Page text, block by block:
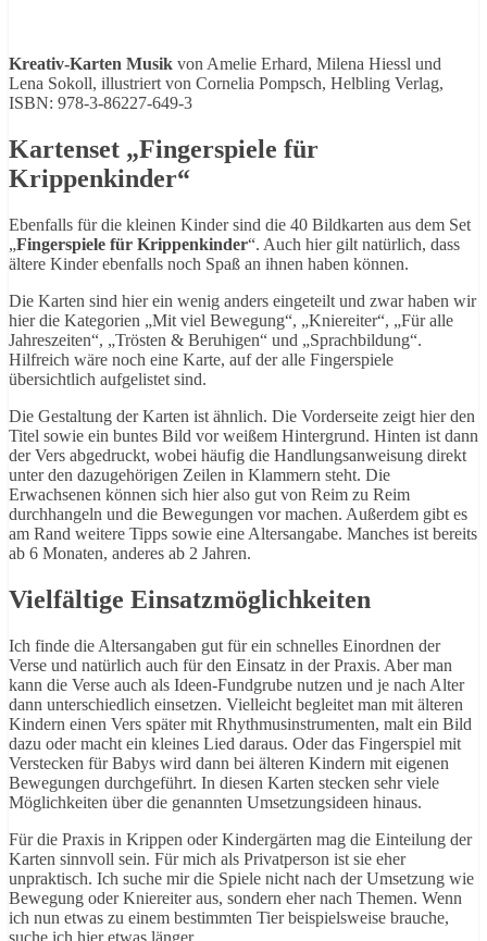
Kreativ-Karten Musik von Amelie Erhard, Milena Hiessl und
Lena Sokoll, illustriert von Cornelia Pompsch, Helbling Verlag,
ISBN: 978-3-86227-649-3
Kartenset „Fingerspiele für
Krippenkinder“
Ebenfalls für die kleinen Kinder sind die 40 Bildkarten aus dem Set
„Fingerspiele für Krippenkinder“. Auch hier gilt natürlich, dass
ältere Kinder ebenfalls noch Spaß an ihnen haben können.
Die Karten sind hier ein wenig anders eingeteilt und zwar haben wir
hier die Kategorien „Mit viel Bewegung“, „Kniereiter“, „Für alle
Jahreszeiten“, „Trösten & Beruhigen“ und „Sprachbildung“.
Hilfreich wäre noch eine Karte, auf der alle Fingerspiele
übersichtlich aufgelistet sind.
Die Gestaltung der Karten ist ähnlich. Die Vorderseite zeigt hier den
Titel sowie ein buntes Bild vor weißem Hintergrund. Hinten ist dann
der Vers abgedruckt, wobei häufig die Handlungsanweisung direkt
unter den dazugehörigen Zeilen in Klammern steht. Die
Erwachsenen können sich hier also gut von Reim zu Reim
durchhangeln und die Bewegungen vor machen. Außerdem gibt es
am Rand weitere Tipps sowie eine Altersangabe. Manches ist bereits
ab 6 Monaten, anderes ab 2 Jahren.
Vielfältige Einsatzmöglichkeiten
Ich finde die Altersangaben gut für ein schnelles Einordnen der
Verse und natürlich auch für den Einsatz in der Praxis. Aber man
kann die Verse auch als Ideen-Fundgrube nutzen und je nach Alter
dann unterschiedlich einsetzen. Vielleicht begleitet man mit älteren
Kindern einen Vers später mit Rhythmusinstrumenten, malt ein Bild
dazu oder macht ein kleines Lied daraus. Oder das Fingerspiel mit
Verstecken für Babys wird dann bei älteren Kindern mit eigenen
Bewegungen durchgeführt. In diesen Karten stecken sehr viele
Möglichkeiten über die genannten Umsetzungsideen hinaus.
Für die Praxis in Krippen oder Kindergärten mag die Einteilung der
Karten sinnvoll sein. Für mich als Privatperson ist sie eher
unpraktisch. Ich suche mir die Spiele nicht nach der Umsetzung wie
Bewegung oder Kniereiter aus, sondern eher nach Themen. Wenn
ich nun etwas zu einem bestimmten Tier beispielsweise brauche,
suche ich hier etwas länger.